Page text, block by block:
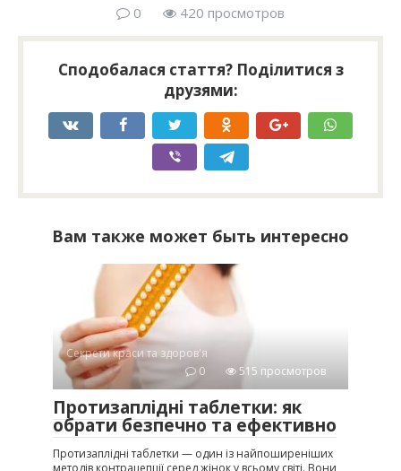
0 420 просмотров
Сподобалася стаття? Поділитися з
друзями:
Вам также может быть интересно
Секрети краси та здоров'я
0
515 просмотров
Протизаплідні таблетки: як
обрати безпечно та ефективно
Протизаплідні таблетки — один із найпоширеніших
методів контрацепції серед жінок у всьому світі. Вони